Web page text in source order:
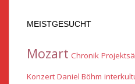
MEISTGESUCHT
Mozart Chronik
Konzert Daniel Böhm